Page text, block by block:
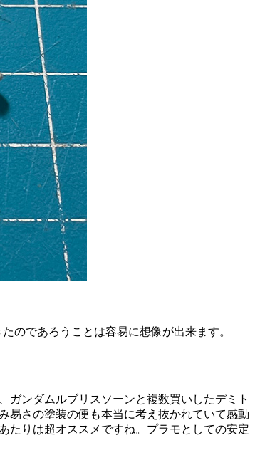
のであろうことは容易に想像が出来ます。
ガンダムルブリスソーンと複数買いしたデミト
易さの塗装の便も本当に考え抜かれていて感動
たりは超オススメですね。プラモとしての安定